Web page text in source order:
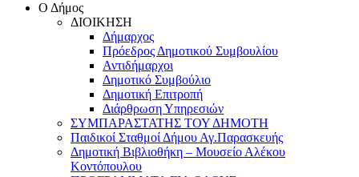
Ο Δήμος
ΔΙΟΙΚΗΣΗ
Δήμαρχος
Πρόεδρος Δημοτικού Συμβουλίου
Αντιδήμαρχοι
Δημοτικό Συμβούλιο
Δημοτική Επιτροπή
Διάρθρωση Υπηρεσιών
ΣΥΜΠΑΡΑΣΤΑΤΗΣ ΤΟΥ ΔΗΜΟΤΗ
Παιδικοί Σταθμοί Δήμου Αγ.Παρασκευής
Δημοτική Βιβλιοθήκη – Μουσείο Αλέκου
Κοντόπουλου